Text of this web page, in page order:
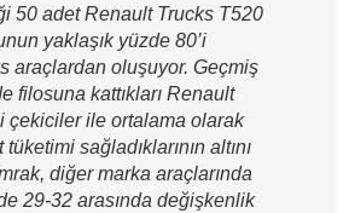
50 adet Renault Trucks T520
yaklaşık yüzde 80’i
araçlardan oluşuyor. Geçmiş
filosuna kattıkları Renault
çekiciler ile ortalama olarak
sağladıklarının altını
diğer marka araçlarında
29-32 arasında değişkenlik